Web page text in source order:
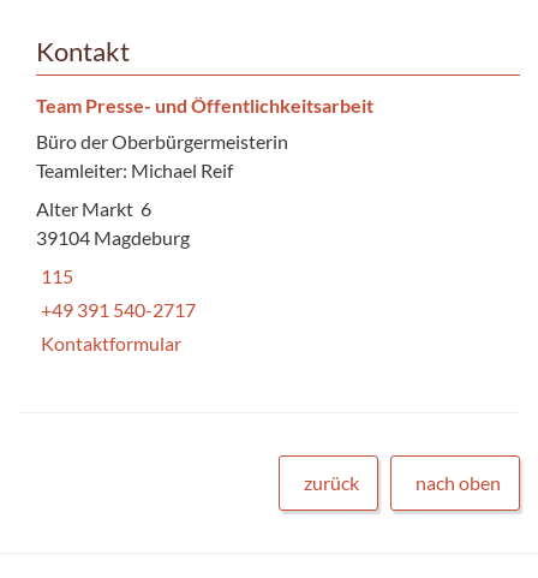
Kontakt
Team Presse- und Öffentlichkeitsarbeit
Büro der Oberbürgermeisterin
Teamleiter: Michael Reif
Alter Markt 6
39104 Magdeburg
115
+49 391 540-2717
Kontaktformular
zurück nach oben